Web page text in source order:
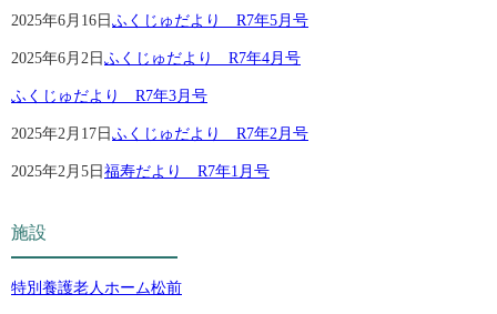
2025年6月16日 ふくじゅだより R7年5月号
2025年6月2日 ふくじゅだより R7年4月号
ふくじゅだより R7年3月号
2025年2月17日 ふくじゅだより R7年2月号
2025年2月5日 福寿だより R7年1月号
施設
特別養護老人ホーム松前